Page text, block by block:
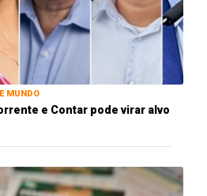
MUNDO
e Contar pode virar alvo